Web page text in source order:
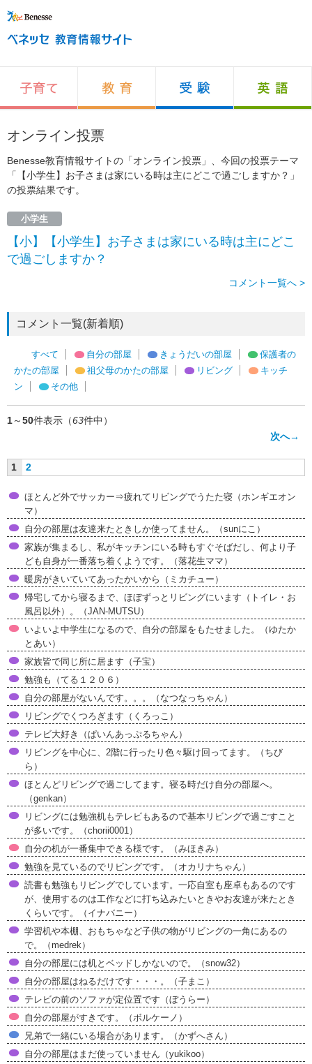
オンライン投票
Benesse教育情報サイトの「オンライン投票」、今回の投票テーマ
「【小学生】お子さまは家にいる時は主にどこで過ごしますか？」
の投票結果です。
小学生
【小】【小学生】お子さまは家にいる時は主にどこ
で過ごしますか？
コメント一覧へ >
コメント一覧(新着順)
すべて 自分の部屋 きょうだいの部屋
保護者の
かたの部屋
祖父母のかたの部屋 リビング
キッチ
ン
その他
1～50件表示（63件中）
次へ→
1 2
ほとんど外でサッカー⇒疲れてリビングでうたた寝（ホンギエオン
マ）
自分の部屋は友達来たときしか使ってません。（sunにこ）
家族が集まるし、私がキッチンにいる時もすぐそばだし、何より子
ども自身が一番落ち着くようです。（落花生ママ）
暖房がきいていてあったかいから（ミカチュー）
帰宅してから寝るまで、ほぼずっとリビングにいます（トイレ・お
風呂以外）。（JAN-MUTSU）
いよいよ中学生になるので、自分の部屋をもたせました。（ゆたか
とあい）
家族皆で同じ所に居ます（子宝）
勉強も（てる１２０６）
自分の部屋がないんです。。。（なつなっちゃん）
リビングでくつろぎます（くろっこ）
テレビ大好き（ぱいんあっぷるちゃん）
リビングを中心に、2階に行ったり色々駆け回ってます。（ちび
ら）
ほとんどリビングで過ごしてます。寝る時だけ自分の部屋へ。
（genkan）
リビングには勉強机もテレビもあるので基本リビングで過ごすこと
が多いです。（chorii0001）
自分の机が一番集中できる様です。（みほきみ）
勉強を見ているのでリビングです。（オカリナちゃん）
読書も勉強もリビングでしています。一応自室も座卓もあるのです
が、使用するのは工作などに打ち込みたいときやお友達が来たとき
くらいです。（イナバニー）
学習机や本棚、おもちゃなど子供の物がリビングの一角にあるの
で。（medrek）
自分の部屋には机とベッドしかないので。（snow32）
自分の部屋はねるだけです・・・。（子まこ）
テレビの前のソファが定位置です（ぼうらー）
自分の部屋がすきです。（ボルケーノ）
兄弟で一緒にいる場合があります。（かずへさん）
自分の部屋はまだ使っていません（yukikoo）